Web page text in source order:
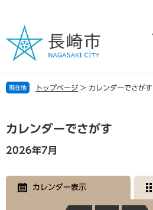
の
で
す
ー
ば
し
文
現在地 トップページ > カレンダーでさがす
文
カレンダーでさがす
2026年7月
カレンダー表示